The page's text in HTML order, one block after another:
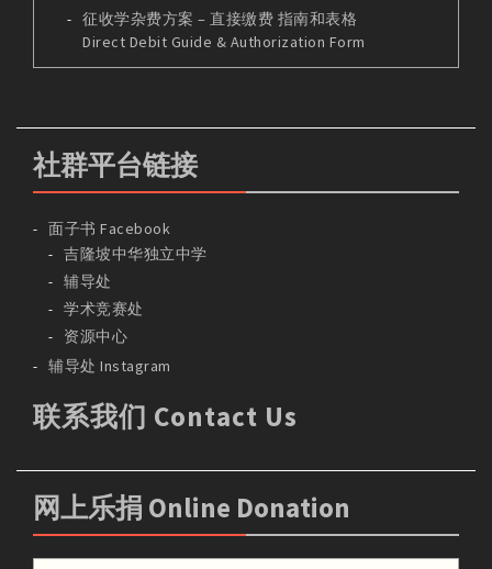
征收学杂费方案 – 直接缴费 指南和表格
Direct Debit Guide & Authorization Form
社群平台链接
面子书 Facebook
吉隆坡中华独立中学
辅导处
学术竞赛处
资源中心
辅导处 Instagram
联系我们 Contact Us
网上乐捐 Online Donation